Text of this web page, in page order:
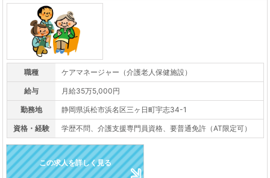
職種 ケアマネージャー（介護老人保健施設）
給与 月給35万5,000円
勤務地 静岡県浜松市浜名区三ヶ日町宇志34-1
資格・経験 学歴不問、介護支援専門員資格、要普通免許（AT限定可）
この求人を詳しく見る